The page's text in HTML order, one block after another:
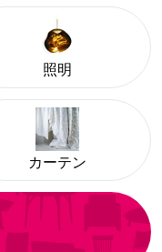
照明
カーテン